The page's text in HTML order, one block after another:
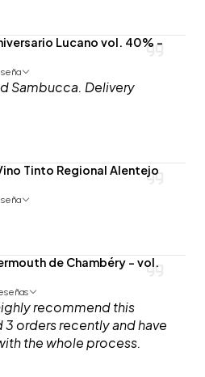
Lucano vol. 40% -
Sambucca. Delivery
Tinto Regional Alentejo
de Chambéry - vol.
recommend this
3 orders recently and have
the whole process.